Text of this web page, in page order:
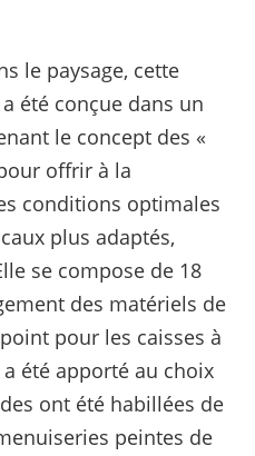
le paysage, cette
été conçue dans un
le concept des «
offrir à la
conditions optimales
plus adaptés,
se compose de 18
des matériels de
pour les caisses à
été apporté au choix
ont été habillées de
peintes de